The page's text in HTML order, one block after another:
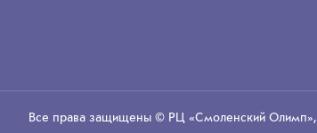
Все права защищены © РЦ «Смоленский Олимп»,